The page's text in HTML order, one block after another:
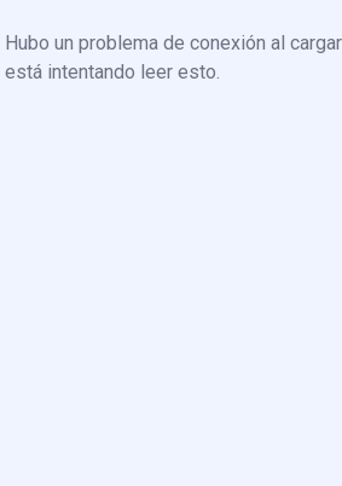
Hubo un problema de conexión al
está intentando leer esto.